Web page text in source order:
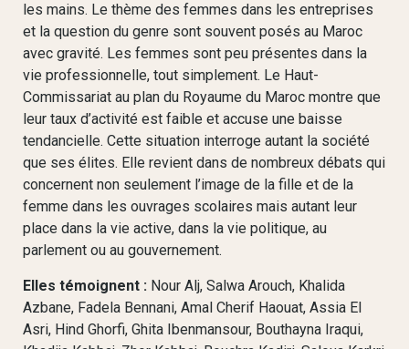
les mains. Le thème des femmes dans les entreprises
et la question du genre sont souvent posés au Maroc
avec gravité. Les femmes sont peu présentes dans la
vie professionnelle, tout simplement. Le Haut-
Commissariat au plan du Royaume du Maroc montre que
leur taux d’activité est faible et accuse une baisse
tendancielle. Cette situation interroge autant la société
que ses élites. Elle revient dans de nombreux débats qui
concernent non seulement l’image de la fille et de la
femme dans les ouvrages scolaires mais autant leur
place dans la vie active, dans la vie politique, au
parlement ou au gouvernement.
Elles témoignent : Nour Alj, Salwa Arouch, Khalida
Azbane, Fadela Bennani, Amal Cherif Haouat, Assia El
Asri, Hind Ghorfi, Ghita Ibenmansour, Bouthayna Iraqui,